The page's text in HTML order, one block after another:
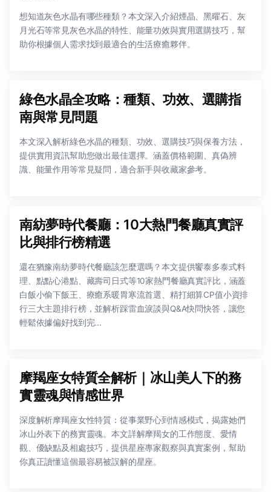
想知道灰色水晶有哪些種類？本文深入介紹煙晶、黑曜石、灰
月光石等常見灰色水晶的特性、能量功效與實用選購技巧，幫
助你根據個人需求找到最適合的生活療癒夥伴。
綠色水晶全攻略：種類、功效、選購指
南與常見問題
本文深入解析綠色水晶的種類、功效、選購技巧與保養方法，
提供實用資訊幫助您做出最佳選擇。涵蓋價格範圍、真偽辨
識、能量作用等常見疑問，適合新手與收藏家參考。
南紡夢時代餐廳：10大熱門餐廳真實評
比與排行榜精選
還在猶豫南紡夢時代餐廳該怎麼選嗎？本文提供饗泰多泰式料
理、點點心港點、藏壽司日式等10家熱門餐廳真實評比，涵蓋
白飯小偷下飯王、療癒系暖胃寒流首選、精打細算CP值小資排
行三大主題排行榜，並解析踩雷血淚談與Q&A快問快答，讓您
輕鬆依據偏好找到完...
摩羯座女特質全解析｜冰山美人下的務
實靈魂與情感世界
深度解析摩羯座女性特質：從事業野心到情感模式，揭露她們
冰山外表下的務實靈魂。本文詳解摩羯女的工作態度、愛情
觀、優缺點及相處技巧，提供星座專家觀察與真實案例，幫助
你真正讀懂這個最容易被誤解的星座。